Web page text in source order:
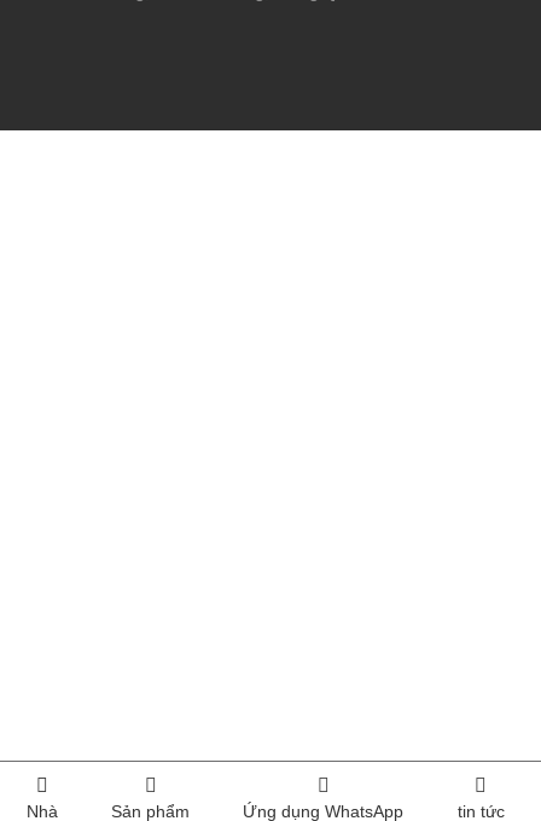
Nhà Sản phẩm Ứng dụng WhatsApp tin tức